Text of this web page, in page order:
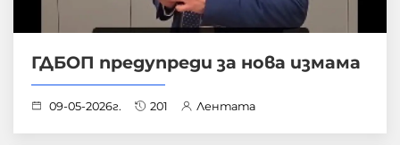
ГДБОП предупреди за нова измама
09-05-2026г. 201 Лентата